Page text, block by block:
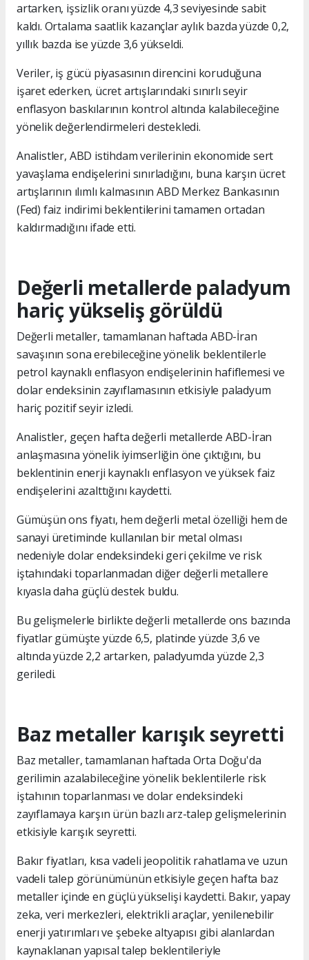
artarken, işsizlik oranı yüzde 4,3 seviyesinde sabit
kaldı. Ortalama saatlik kazançlar aylık bazda yüzde 0,2,
yıllık bazda ise yüzde 3,6 yükseldi.
Veriler, iş gücü piyasasının direncini koruduğuna
işaret ederken, ücret artışlarındaki sınırlı seyir
enflasyon baskılarının kontrol altında kalabileceğine
yönelik değerlendirmeleri destekledi.
Analistler, ABD istihdam verilerinin ekonomide sert
yavaşlama endişelerini sınırladığını, buna karşın ücret
artışlarının ılımlı kalmasının ABD Merkez Bankasının
(Fed) faiz indirimi beklentilerini tamamen ortadan
kaldırmadığını ifade etti.
Değerli metallerde paladyum
hariç yükseliş görüldü
Değerli metaller, tamamlanan haftada ABD-İran
savaşının sona erebileceğine yönelik beklentilerle
petrol kaynaklı enflasyon endişelerinin hafiflemesi ve
dolar endeksinin zayıflamasının etkisiyle paladyum
hariç pozitif seyir izledi.
Analistler, geçen hafta değerli metallerde ABD-İran
anlaşmasına yönelik iyimserliğin öne çıktığını, bu
beklentinin enerji kaynaklı enflasyon ve yüksek faiz
endişelerini azalttığını kaydetti.
Gümüşün ons fiyatı, hem değerli metal özelliği hem de
sanayi üretiminde kullanılan bir metal olması
nedeniyle dolar endeksindeki geri çekilme ve risk
iştahındaki toparlanmadan diğer değerli metallere
kıyasla daha güçlü destek buldu.
Bu gelişmelerle birlikte değerli metallerde ons bazında
fiyatlar gümüşte yüzde 6,5, platinde yüzde 3,6 ve
altında yüzde 2,2 artarken, paladyumda yüzde 2,3
geriledi.
Baz metaller karışık seyretti
Baz metaller, tamamlanan haftada Orta Doğu'da
gerilimin azalabileceğine yönelik beklentilerle risk
iştahının toparlanması ve dolar endeksindeki
zayıflamaya karşın ürün bazlı arz-talep gelişmelerinin
etkisiyle karışık seyretti.
Bakır fiyatları, kısa vadeli jeopolitik rahatlama ve uzun
vadeli talep görünümünün etkisiyle geçen hafta baz
metaller içinde en güçlü yükselişi kaydetti. Bakır, yapay
zeka, veri merkezleri, elektrikli araçlar, yenilenebilir
enerji yatırımları ve şebeke altyapısı gibi alanlardan
kaynaklanan yapısal talep beklentileriyle